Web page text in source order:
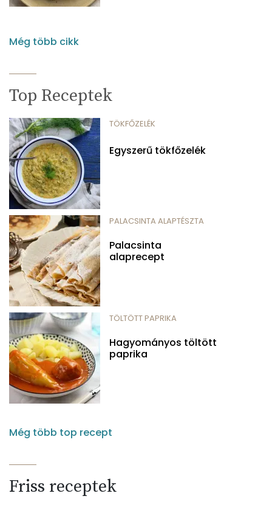
Még több cikk
Top Receptek
TÖKFŐZELÉK
Egyszerű tökfőzelék
PALACSINTA ALAPTÉSZTA
Palacsinta
alaprecept
TÖLTÖTT PAPRIKA
Hagyományos töltött
paprika
Még több top recept
Friss receptek